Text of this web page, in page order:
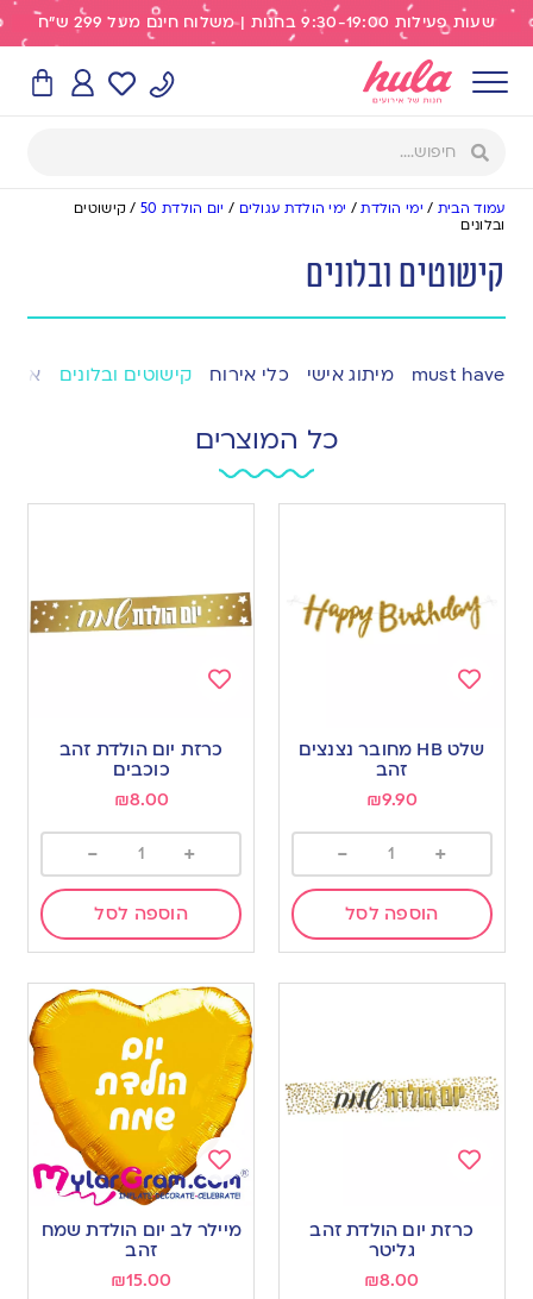
שעות פעילות 9:30-19:00 בחנות | משלוח חינם מעל 299 ש"ח
עמוד הבית / ימי הולדת/ ימי הולדת עגולים / יום הולדת 50 / קישוטים
ובלונים
קישוטים ובלונים
must have מיתוג אישי כלי אירוח קישוטים ובלונים
כל המוצרים
to
שלט HB מחובר נצנצים
זהב
₪9.90
+
-
הוספה לסל
כרזת יום הולדת זהב
כוכבים
₪8.00
+
-
הוספה לסל
כרזת יום הולדת זהב
גליטר
₪8.00
Add
to
מיילר לב יום הולדת שמח
זהב
₪15.00